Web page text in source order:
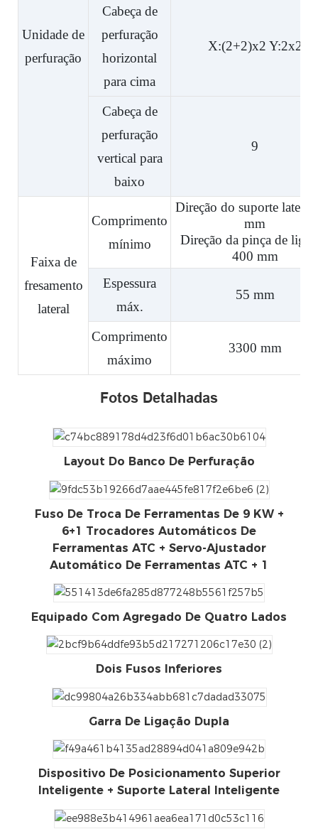
Unidade de
perfuração
Cabeça de
perfuração
horizontal
para cima
X:(2+2)x2 Y:2x2
Cabeça de
perfuração
vertical para
baixo
9
Faixa de
fresamento
lateral
Comprimento
mínimo
Direção do suporte
mm
Direção da pinça de
400 mm
Espessura
máx.
55 mm
Comprimento
máximo
3300 mm
Fotos Detalhadas
Layout Do Banco De Perfuração
Fuso De Troca De Ferramentas De 9 KW +
6+1 Trocadores Automáticos De
Ferramentas ATC + Servo-Ajustador
Automático De Ferramentas ATC + 1
Equipado Com Agregado De Quatro Lados
Dois Fusos Inferiores
Garra De Ligação Dupla
Dispositivo De Posicionamento Superior
Inteligente + Suporte Lateral Inteligente